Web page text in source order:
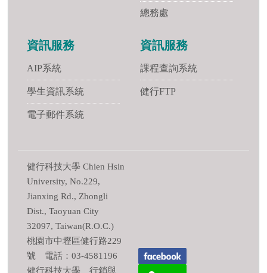
總務處
資訊服務
AIP系統
學生資訊系統
電子郵件系統
資訊服務
課程查詢系統
健行FTP
健行科技大學 Chien Hsin
University, No.229,
Jianxing Rd., Zhongli
Dist., Taoyuan City
32097, Taiwan(R.O.C.)
桃園市中壢區健行路229
號 電話：03-4581196
健行科技大學 行銷與